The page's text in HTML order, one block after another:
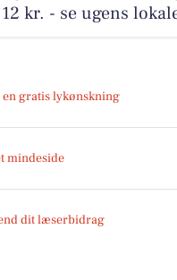
kr. - se ugens
en gratis lykønskning
mindeside
dit læserbidrag